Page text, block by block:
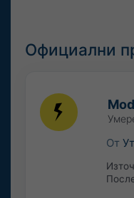
Официални
От